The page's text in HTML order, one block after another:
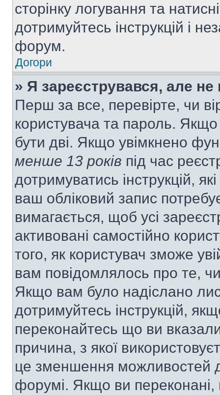
сторінку логування та
дотримуйтесь інструкцій і
форум.
Догори
» Я зареєструвався, але
Перш за все, перевірте, чи
користувача та пароль.
бути дві. Якщо увімкнено
менше 13 років під час
дотримуватись інструкцій,
ваш обліковий запис
вимагається, щоб усі
активовані самостійно
того, як користувач зможе
вам повідомлялось про те,
Якщо вам було надіслано
дотримуйтесь інструкцій,
переконайтесь що ви
причина, з якої
це зменшення можливостей
форумі. Якщо ви